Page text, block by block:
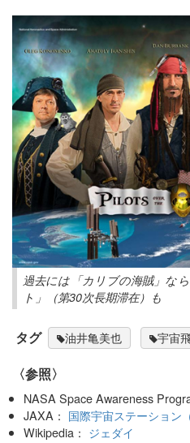
過去には「カリブの海賊」な
ト」（第30次長期滞在）も
タグ 油井亀美也 宇宙
〈参照〉
NASA Space Awareness
JAXA： 国際宇宙ステーション
Wikipedia： ジェダイ